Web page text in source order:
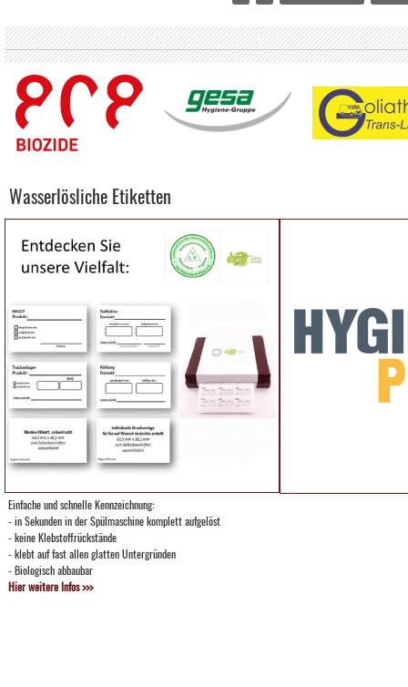
Wasserlösliche Etiketten
Einfache und schnelle Kennzeichnung:
- in Sekunden in der Spülmaschine komplett aufgelöst
- keine Klebstoffrückstände
- klebt auf fast allen glatten Untergründen
- Biologisch abbaubar
Hier weitere Infos >>>